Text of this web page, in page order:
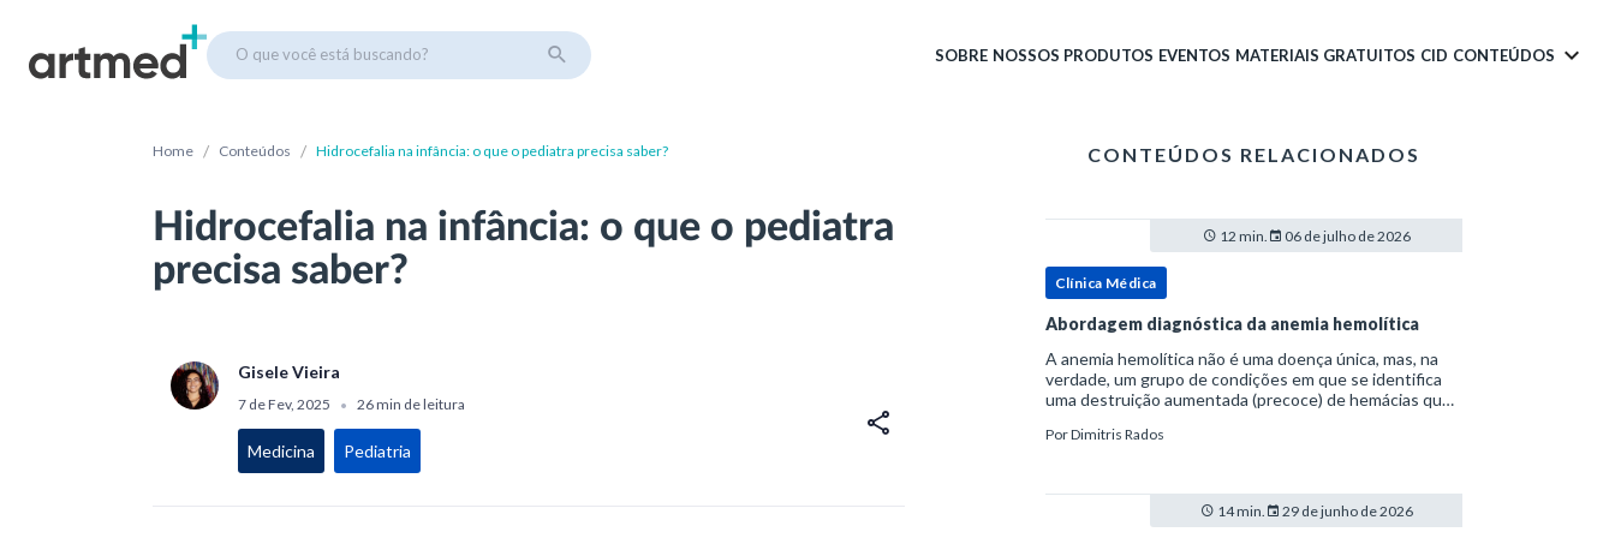
O que você está buscando? SOBRE NOSSOS PRODUTOS EVENTOS MATERIAIS GRATUITOS CID CONTEÚDOS
Home / Conteúdos / Hidrocefalia na infância: o que o pediatra precisa saber?
Hidrocefalia na infância: o que o pediatra
precisa saber?
Gisele Vieira
7 de Fev, 2025 • 26 min de leitura
Medicina Pediatria
CONTEÚDOS RELACIONADOS
12 min. 06 de julho de 2026
Clínica Médica
Abordagem diagnóstica da anemia hemolítica
A anemia hemolítica não é uma doença única, mas, na
verdade, um grupo de condições em que se identifica
uma destruição aumentada (precoce) de hemácias que
óssea.Como a vida média normal da hemácia é de apro
PorDimitris Rados
14 min. 29 de junho de 2026